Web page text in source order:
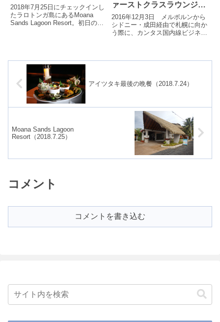
2018年7月25日にチェックインし
たラロトンガ島にあるMoana
Sands Lagoon Resort。初日の夕
ァーストクラスラウンジ・
朝食編）
2016年12月3日 メルボルンから
シドニー・成田経由で札幌に向か
う際に、カンタス国内線ビジネス
アイツタキ最後の晩餐（2018.7.24）
Moana Sands Lagoon
Resort（2018.7.25）
コメント
コメントを書き込む